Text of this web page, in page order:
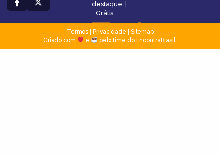
destaque
Grátis
Termos| Privacidade
Sitemap
Criado com
e pelo time do EncontraBrasil